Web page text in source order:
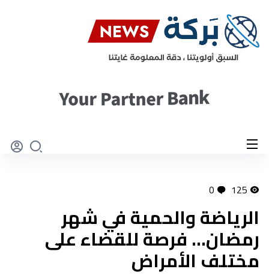
125
0
الرياضة والحمية في شهر
رمضان... فرصة للقضاء على
مختلف الأمراض